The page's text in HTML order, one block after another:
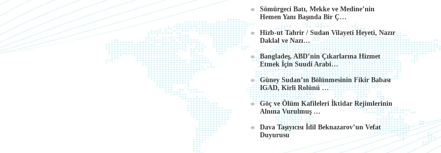
Sömürgeci Batı, Mekke ve Medine’nin
Hemen Yanı Başında Bir Ç…
Hizb-ut Tahrir / Sudan Vilayeti Heyeti, Nazır
Daklal ve Nazı…
Bangladeş, ABD’nin Çıkarlarına Hizmet
Etmek İçin Suudi Arabi…
Güney Sudan’ın Bölünmesinin Fikir Babası
IGAD, Kirli Rolünü …
Göç ve Ölüm Kafileleri İktidar Rejimlerinin
Alnına Vurulmuş …
Dava Taşıyıcısı İdil Beknazarov’un Vefat
Duyurusu